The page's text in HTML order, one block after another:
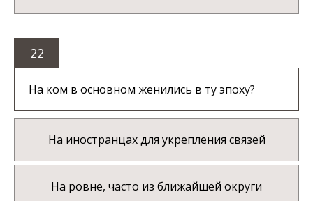
22
На ком в основном женились в ту эпоху?
На иностранцах для укрепления связей
На ровне, часто из ближайшей округи